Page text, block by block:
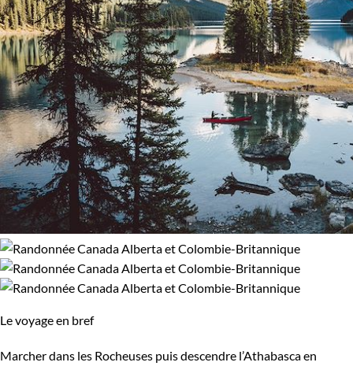
Le voyage en bref
Marcher dans les Rocheuses puis descendre l’Athabasca en